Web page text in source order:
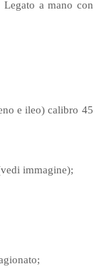
a mano con
e ileo) calibro 45
immagine);